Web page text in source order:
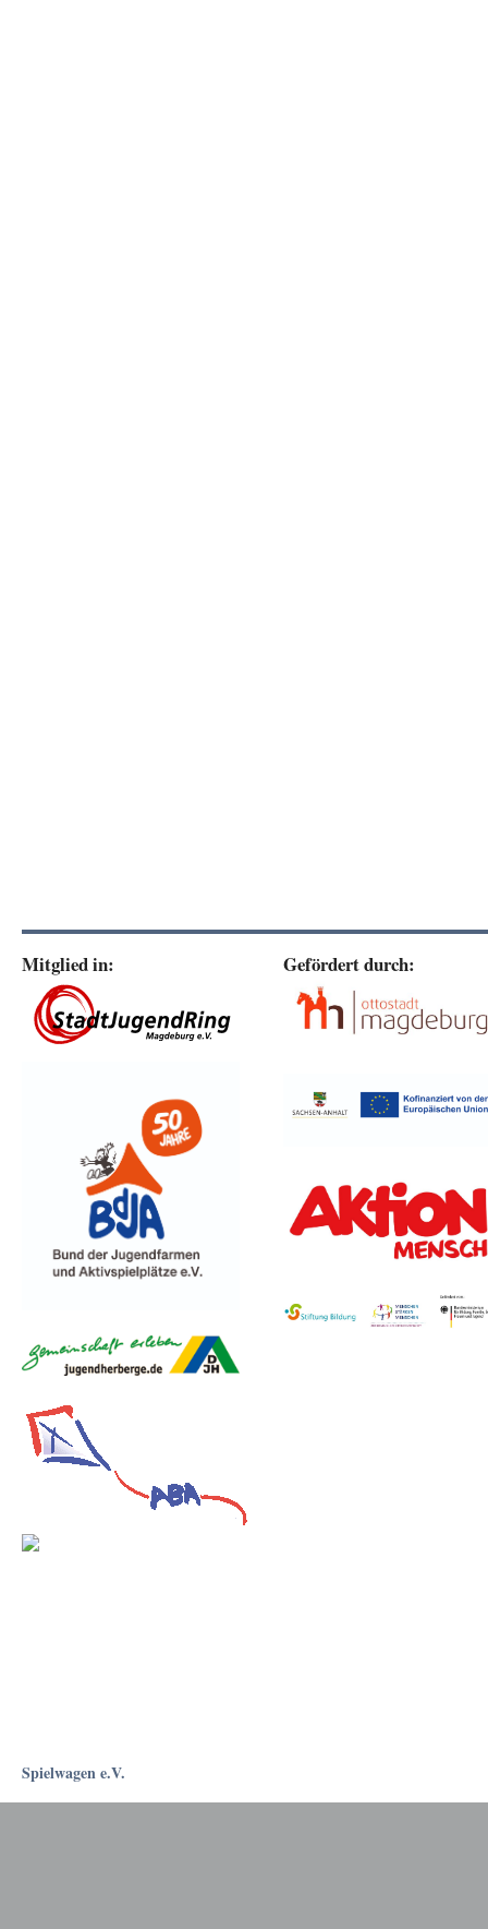
Mitglied in: Gefördert durch:
Spielwagen e.V.